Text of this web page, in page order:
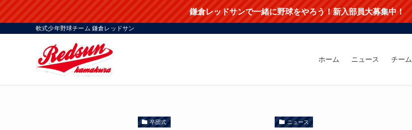
鎌倉レッドサンで一緒に野球をやろう！新入部員大募集中！
軟式少年野球チーム 鎌倉レッドサン
ホーム ニュース チー
卒団式 ニュース